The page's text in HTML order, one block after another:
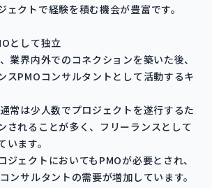
ェクトで経験を積む機会が豊富です。
として独立
業界内外でのコネクションを築いた後、
スPMOコンサルタントとして活動するキ
常は少人数でプロジェクトを遂行するた
されることが多く、フリーランスとして
ます。
ジェクトにおいてもPMOが必要とされ、
ンサルタントの需要が増加しています。